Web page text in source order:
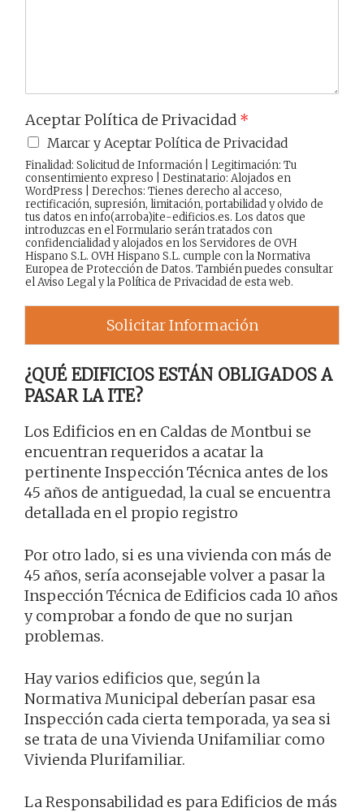
Aceptar Política de Privacidad *
Marcar y Aceptar Política de Privacidad
Finalidad: Solicitud de Información | Legitimación: Tu
consentimiento expreso | Destinatario: Alojados en
WordPress | Derechos: Tienes derecho al acceso,
rectificación, supresión, limitación, portabilidad y olvido de
tus datos en info(arroba)ite-edificios.es. Los datos que
introduzcas en el Formulario serán tratados con
confidencialidad y alojados en los Servidores de OVH
Hispano S.L. OVH Hispano S.L. cumple con la Normativa
Europea de Protección de Datos. También puedes consultar
elAviso Legaly laPolítica de Privacidadde esta web.
Solicitar Información
¿QUÉ EDIFICIOS ESTÁN OBLIGADOS A
PASAR LA ITE?
Los Edificios en en Caldas de Montbui se
encuentran requeridos a acatar la
pertinente Inspección Técnica antes de los
45 años de antiguedad, la cual se encuentra
detallada en el propio registro
Por otro lado, si es una vivienda con más de
45 años, sería aconsejable volver a pasar la
Inspección Técnica de Edificios cada 10 años
y comprobar a fondo de que no surjan
problemas.
Hay varios edificios que, según la
Normativa Municipal deberían pasar esa
Inspección cada cierta temporada, ya sea si
se trata de una Vivienda Unifamiliar como
Vivienda Plurifamiliar.
La Responsabilidad es para Edificios de más